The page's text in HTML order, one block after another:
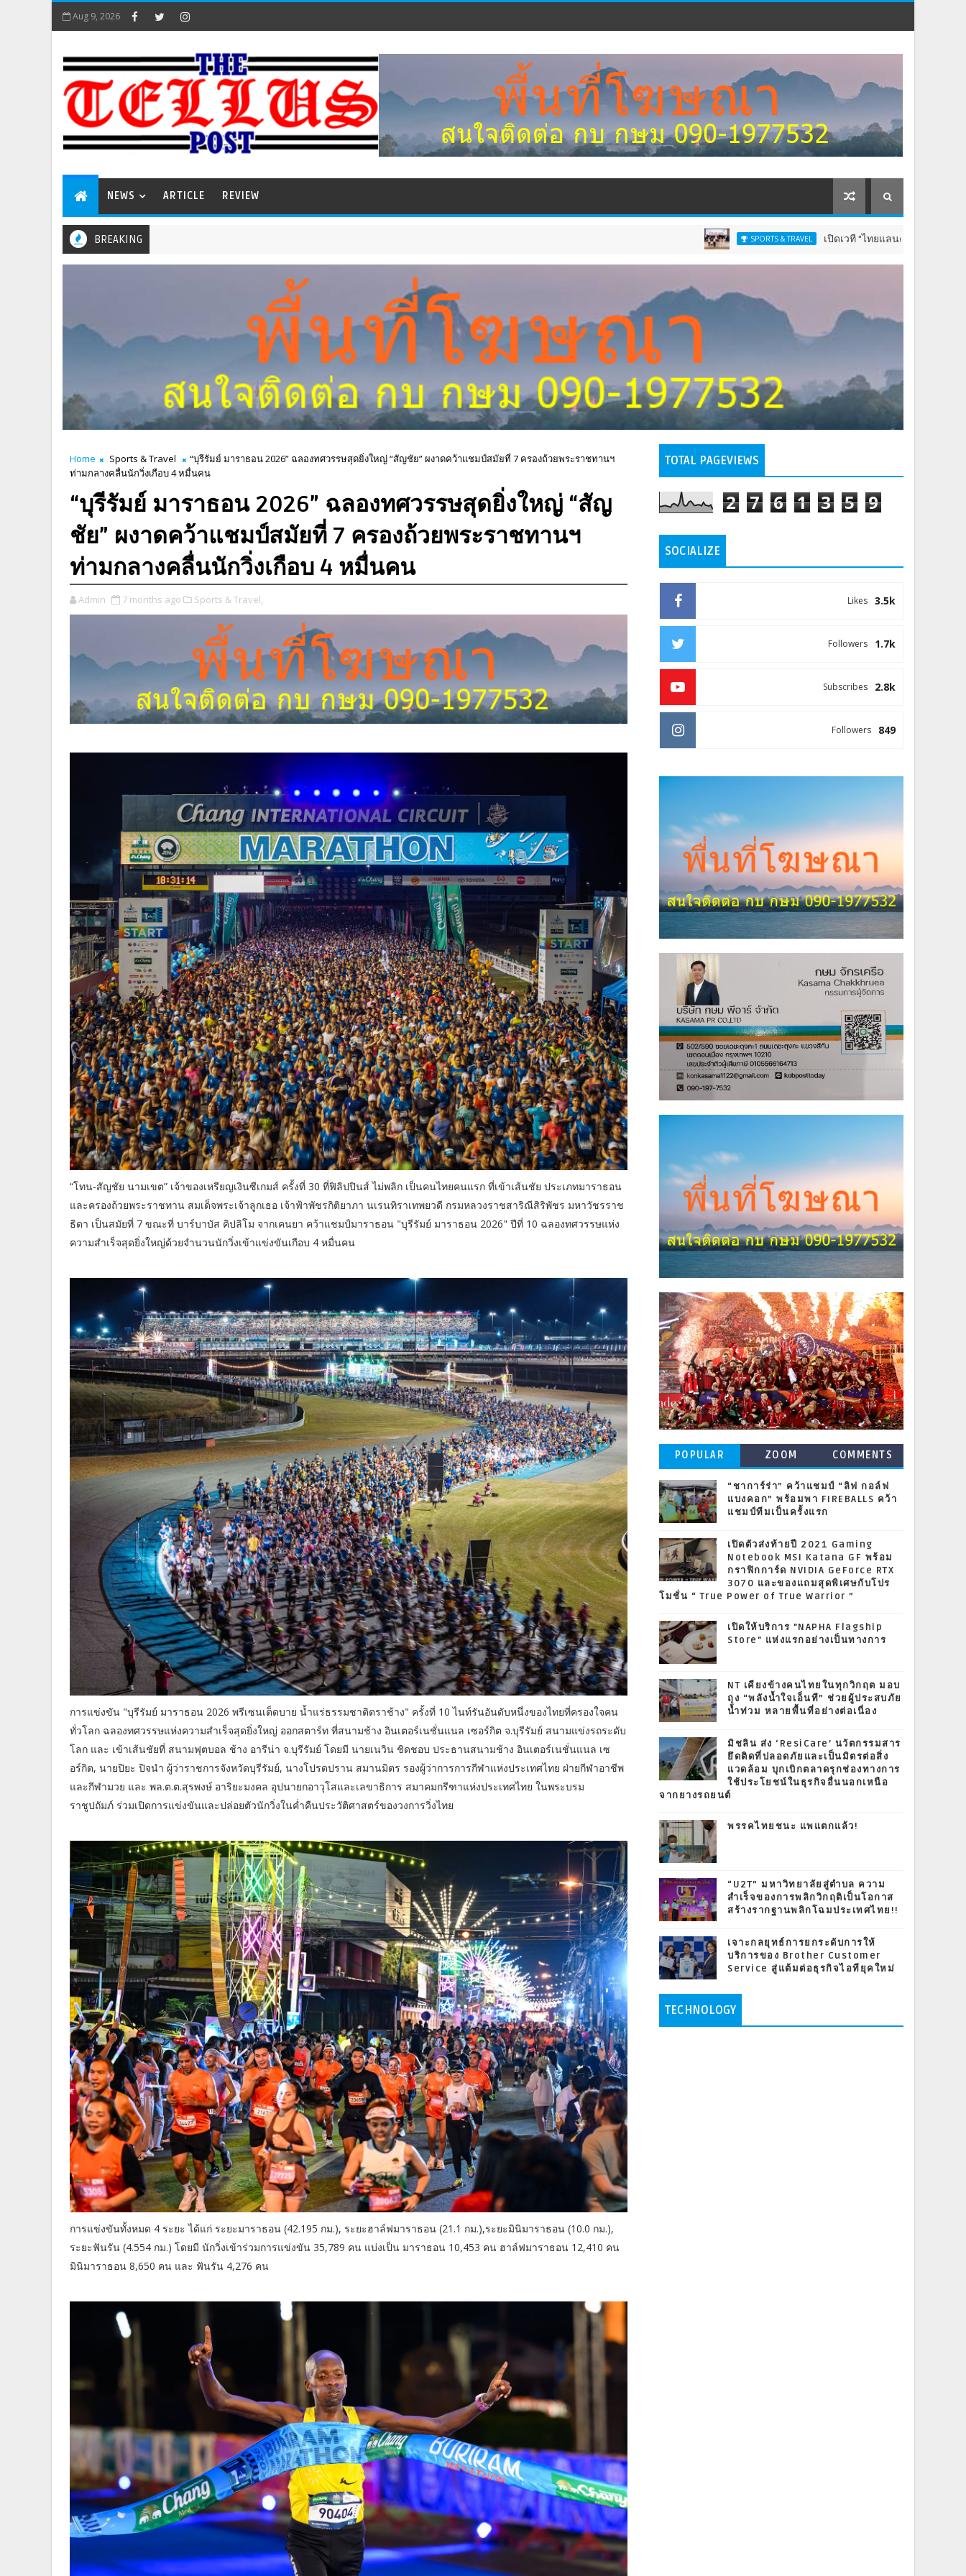
Aug 9, 2026
NEWS ARTICLE REVIEW
BREAKING SPORTS & TRAVEL เปิดเวที "ไทยแลนด์ จูเนียร์ แชมเปี้ยนชิพ" 13-16
Home Sports & Travel
“บุรีรัมย์ มาราธอน 2026” ฉลองทศวรรษสุดยิ่งใหญ่ “สัญชัย” ผงาดคว้าแชมป์สมัยที่ 7 ครองถ้วยพระราชทานฯ
ท่ามกลางคลื่นนักวิ่งเกือบ 4 หมื่นคน
“บุรีรัมย์ มาราธอน 2026” ฉลองทศวรรษสุดยิ่งใหญ่ “สัญ
ชัย” ผงาดคว้าแชมป์สมัยที่ 7 ครองถ้วยพระราชทานฯ
ท่ามกลางคลื่นนักวิ่งเกือบ 4 หมื่นคน
Admin 7 months ago Sports & Travel,
“โทน-สัญชัย นามเขต” เจ้าของเหรียญเงินซีเกมส์ ครั้งที่ 30 ที่ฟิลิปปินส์ ไม่พลิก เป็นคนไทยคนแรก ที่เข้าเส้นชัย ประเภทมาราธอน
และครองถ้วยพระราชทาน สมเด็จพระเจ้าลูกเธอ เจ้าฟ้าพัชรกิติยาภา นเรนทิราเทพยวดี กรมหลวงราชสาริณีสิริพัชร มหาวัชรราช
ธิดา เป็นสมัยที่ 7 ขณะที่ บาร์บาบัส คิปลิโม จากเคนยา คว้าแชมป์มาราธอน "บุรีรัมย์ มาราธอน 2026" ปีที่ 10 ฉลองทศวรรษแห่ง
ความสำเร็จสุดยิ่งใหญ่ด้วยจำนวนนักวิ่งเข้าแข่งขันเกือบ 4 หมื่นคน
การแข่งขัน "บุรีรัมย์ มาราธอน 2026 พรีเซนเต็ดบาย น้ำแร่ธรรมชาติตราช้าง" ครั้งที่ 10 ไนท์รันอันดับหนึ่งของไทยที่ครองใจคน
ทั่วโลก ฉลองทศวรรษแห่งความสำเร็จสุดยิ่งใหญ่ ออกสตาร์ท ที่สนามช้าง อินเตอร์เนชั่นแนล เซอร์กิต จ.บุรีรัมย์ สนามแข่งรถระดับ
โลก และ เข้าเส้นชัยที่ สนามฟุตบอล ช้าง อารีน่า จ.บุรีรัมย์ โดยมี นายเนวิน ชิดชอบ ประธานสนามช้าง อินเตอร์เนชั่นแนล เซ
อร์กิต, นายปิยะ ปิจนำ ผู้ว่าราชการจังหวัดบุรีรัมย์, นางโปรดปราน สมานมิตร รองผู้ว่าการการกีฬาแห่งประเทศไทย ฝ่ายกีฬาอาชีพ
และกีฬามวย และ พล.ต.ต.สุรพงษ์ อาริยะมงคล อุปนายกอาวุโสและเลขาธิการ สมาคมกรีฑาแห่งประเทศไทย ในพระบรม
ราชูปถัมภ์ ร่วมเปิดการแข่งขันและปล่อยตัวนักวิ่งในค่ำคืนประวัติศาสตร์ของวงการวิ่งไทย
การแข่งขันทั้งหมด 4 ระยะ ได้แก่ ระยะมาราธอน (42.195 กม.), ระยะฮาล์ฟมาราธอน (21.1 กม.),ระยะมินิมาราธอน (10.0 กม.),
ระยะฟันรัน (4.554 กม.) โดยมี นักวิ่งเข้าร่วมการแข่งขัน 35,789 คน แบ่งเป็น มาราธอน 10,453 คน ฮาล์ฟมาราธอน 12,410 คน
มินิมาราธอน 8,650 คน และ ฟันรัน 4,276 คน
TOTAL PAGEVIEWS
2 7 6 1 3 5 9
SOCIALIZE
3.5k
Likes
1.7k
Followers
2.8k
Subscribes
849
Followers
POPULAR
POSTS
ZOOM COMMENTS
“ชาการ์ร่า” คว้าแชมป์ “ลิฟ กอล์ฟ
แบงคอก” พร้อมพา FIREBALLS คว้า
แชมป์ทีมเป็นครั้งแรก
เปิดตัวส่งท้ายปี 2021 Gaming
Notebook MSI Katana GF พร้อม
กราฟิกการ์ด NVIDIA GeForce RTX
3070 และของแถมสุดพิเศษกับโปร
โมชั่น “ True Power of True Warrior ”
เปิดให้บริการ "NAPHA Flagship
Store" แห่งแรกอย่างเป็นทางการ
NT เคียงข้างคนไทยในทุกวิกฤต มอบ
ถุง “พลังน้ำใจเอ็นที” ช่วยผู้ประสบภัย
น้ำท่วม หลายพื้นที่อย่างต่อเนื่อง
มิชลิน ส่ง ‘ResiCare’ นวัตกรรมสาร
ยึดติดที่ปลอดภัยและเป็นมิตรต่อสิ่ง
แวดล้อม บุกเบิกตลาดรุกช่องทางการ
ใช้ประโยชน์ในธุรกิจอื่นนอกเหนือ
จากยางรถยนต์
พรรคไทยชนะ แพแตกแล้ว!
“U2T” มหาวิทยาลัยสู่ตำบล ความ
สำเร็จของการพลิกวิกฤติเป็นโอกาส
สร้างรากฐานพลิกโฉมประเทศไทย!!
เจาะกลยุทธ์การยกระดับการให้
บริการของ Brother Customer
Service สู่แต้มต่อธุรกิจไอทียุคใหม่
TECHNOLOGY